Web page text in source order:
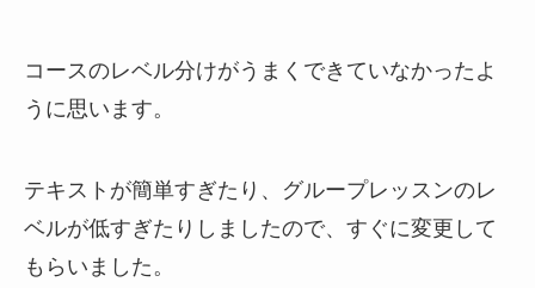
コースのレベル分けがうまくできていなかったよ
うに思います。
テキストが簡単すぎたり、グループレッスンのレ
ベルが低すぎたりしましたので、すぐに変更して
もらいました。